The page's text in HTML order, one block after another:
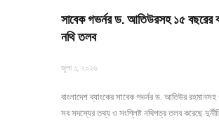
সাবেক গভর্নর ড. আতিউরসহ ১৫ বছরের
নথি তলব
জুলা ১, ২০২৬
বাংলাদেশ ব্যাংকের সাবেক গভর্নর ড. আতিউর রহমানসহ
সব সদস্যের তথ্য ও সংশ্লিষ্ট নথিপত্র তলব করেছে